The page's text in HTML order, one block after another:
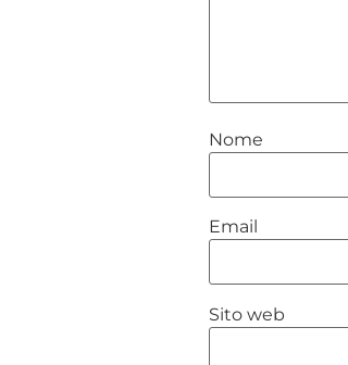
Nome
Email
Sito web